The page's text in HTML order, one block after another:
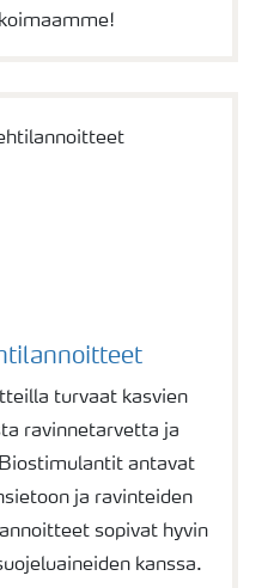
turvaat kasvien
ravinnetarvetta ja
antavat
ja ravinteiden
sopivat hyvin
kanssa.